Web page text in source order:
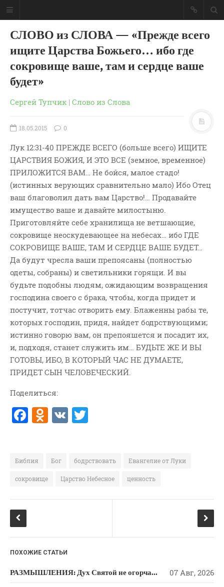
ГЛАВНАЯ
МОИ КНИГИ
СЛОВО-АУДИО
СЛОВО-ВИДЕО
ВОПРОСЫ ПАСТОРУ
КОНТАКТ
РУБРИКИ
Беседы По Бытие
Заметки
Изображения
Информация
Христа"
Книги
Мини-Проповеди
Притчи
Проповедь-Аудио
Проповедь-Видео
Размышления
Пришествие ИХ"
Служителей
СЛОВО из СЛОВА — «Прежде всего
ищите Царства Божьего… ибо где
сокровище ваше, там и сердце ваше
будет»
Сергей Тупчик | Слово из Слова
18.05.2015 0
Лук 12:31-40 ПРЕЖДЕ ВСЕГО (больше всего) ИЩИТЕ
ЦАРСТВИЯ БОЖИЯ, И ЭТО ВСЕ (земное, временное)
ПРИЛОЖИТСЯ ВАМ… Не бойся, малое стадо!
(истинных верующих сравнительно мало) Ибо Отец
ваш благоволил дать вам Царство!… Продавайте
имущество ваше и давайте милостыню.
Приготовляйте себе хранилища не ветшающие,
сокровище неоскудевающее на небесах… ибо ГДЕ
СОКРОВИЩЕ ВАШЕ, ТАМ И СЕРДЦЕ ВАШЕ БУДЕТ…
Да будут чресла ваши препоясаны (полностью
одеты, собраны) и светильники горящи. И вы
будьте подобны людям, ожидающим возвращения
господина своего с брака, чтобы, когда придет и
постучит, тотчас отворить ему. Блаженны рабы те,
которых господин, придя, найдет бодрствующими;
истинно говорю вам, он препояшется и посадит их,
и, подходя, станет служить им… БУДЬТЕ ЖЕ И ВЫ
ГОТОВЫ, ИБО, В КОТОРЫЙ ЧАС НЕ ДУМАЕТЕ,
ПРИДЕТ СЫН ЧЕЛОВЕЧЕСКИЙ.
Поделиться:
F
a
e
b
o
O
d
o
kl
a
ki
V
K
te
r
Библия Бог бодрствовать Евангелие от Луки
сокровище Царство Небесное ценность
ПОХОЖИЕ СТАТЬИ
РАЗМЫШЛЕНИЯ: Дух Святой не огорчайте и не оскорбляйте! 07 Авг, 2026